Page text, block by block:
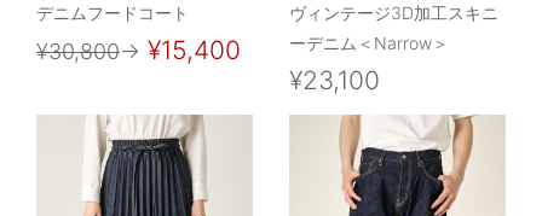
デニムフードコート
¥30,800→ ¥15,400
ヴィンテージ3D加工スキニ
ーデニム＜Narrow＞
¥23,100